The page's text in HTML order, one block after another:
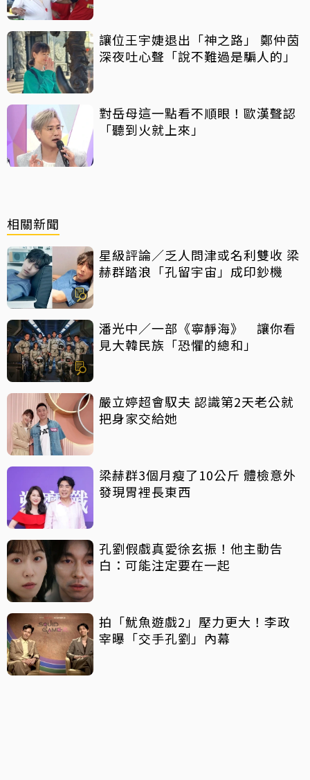
讓位王宇婕退出「神之路」 鄭仲茵
深夜吐心聲「說不難過是騙人的」
對岳母這一點看不順眼！歐漢聲認
「聽到火就上來」
相關新聞
星級評論／乏人問津或名利雙收 梁
赫群踏浪「孔留宇宙」成印鈔機
潘光中／一部《寧靜海》 讓你看
見大韓民族「恐懼的總和」
嚴立婷超會馭夫 認識第2天老公就
把身家交給她
梁赫群3個月瘦了10公斤 體檢意外
發現胃裡長東西
孔劉假戲真愛徐玄振！他主動告
白：可能注定要在一起
拍「魷魚遊戲2」壓力更大！李政
宰曝「交手孔劉」內幕